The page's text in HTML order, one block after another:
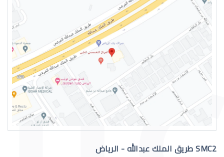
علاج الماء الازرق بالعين
SMC2 طريق الملك عبدالله - الرياض